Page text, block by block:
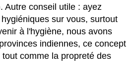
Autre conseil utile : ayez
sur vous, surtout
à l'hygiène, nous avons
indiennes, ce concept
comme la propreté des